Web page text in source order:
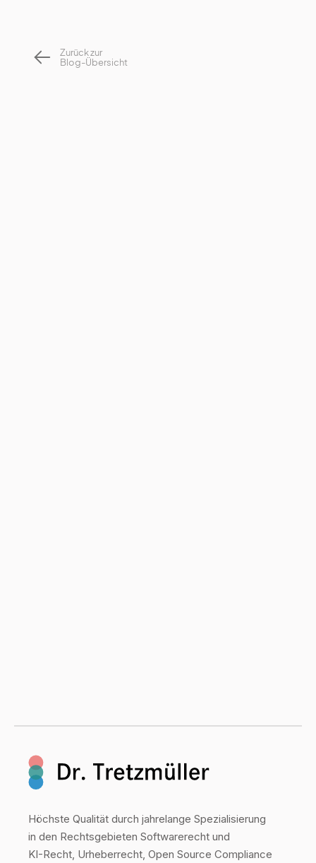
Zurück zur
Blog-Übersicht
Höchste Qualität durch jahrelange Spezialisierung
in den Rechtsgebieten Softwarerecht und
KI-Recht, Urheberrecht, Open Source Compliance